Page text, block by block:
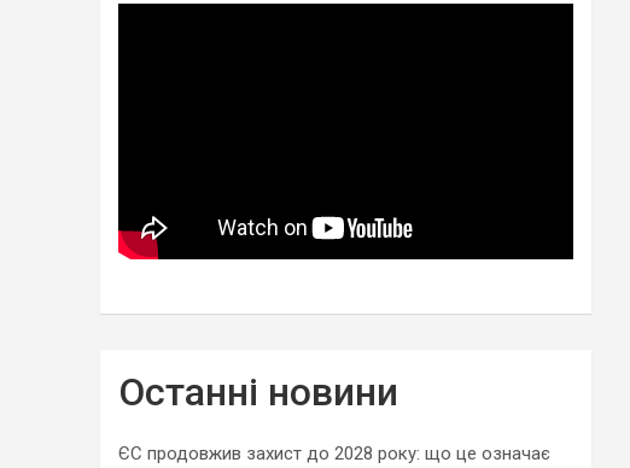
Останні новини
ЄС продовжив захист до 2028 року: що це означає